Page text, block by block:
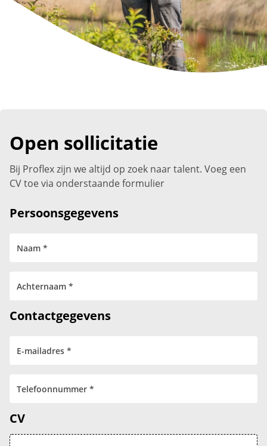
Open sollicitatie
Bij Proflex zijn we altijd op zoek naar talent. Voeg een
CV toe via onderstaande formulier
Persoonsgegevens
Contactgegevens
CV